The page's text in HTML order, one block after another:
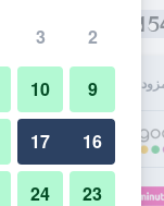
﷼ 2
3
9
10
16
17
23
24